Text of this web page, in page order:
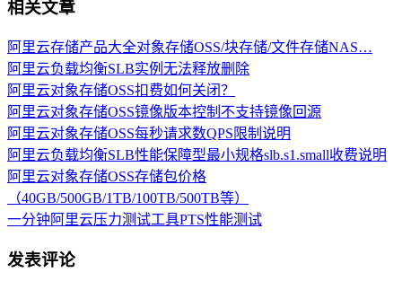
相关文章
阿里云存储产品大全对象存储OSS/块存储/文件存储NAS…
阿里云负载均衡SLB实例无法释放删除
阿里云对象存储OSS扣费如何关闭？
阿里云对象存储OSS镜像版本控制不支持镜像回源
阿里云对象存储OSS每秒请求数QPS限制说明
阿里云负载均衡SLB性能保障型最小规格slb.s1.small收费说明
阿里云对象存储OSS存储包价格
（40GB/500GB/1TB/100TB/500TB等）
一分钟阿里云压力测试工具PTS性能测试
发表评论